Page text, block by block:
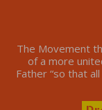
The Movement
of a more
Father “so that